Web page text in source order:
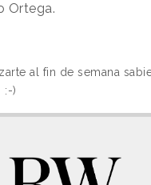
Ortega.
al fin de semana
:-)